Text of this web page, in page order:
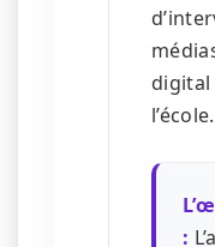
l’école.
: